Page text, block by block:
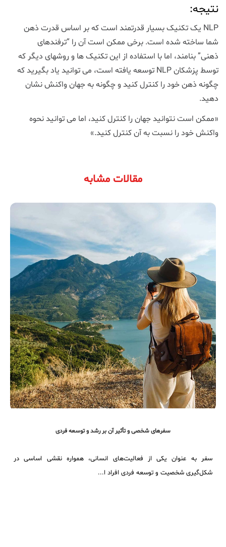
نتیجه:
NLP یک تکنیک بسیار قدرتمند است که بر اساس قدرت ذهن
شما ساخته شده است. برخی ممکن است آن را “ترفندهای
ذهنی” بنامند، اما با استفاده از این تکنیک ها و روشهای دیگر که
توسط پزشکان NLP توسعه یافته است، می توانید یاد بگیرید که
چگونه ذهن خود را کنترل کنید و چگونه به جهان واکنش نشان
دهید.
«ممکن است نتوانید جهان را کنترل کنید، اما می توانید نحوه
واکنش خود را نسبت به آن کنترل کنید.»
مقالات مشابه
سفرهای شخصی و تأثیر آن بر رشد و توسعه فردی
سفر به عنوان یکی از فعالیت‌های انسانی، همواره نقشی اساسی در
شکل‌گیری شخصیت و توسعه فردی افراد ا...